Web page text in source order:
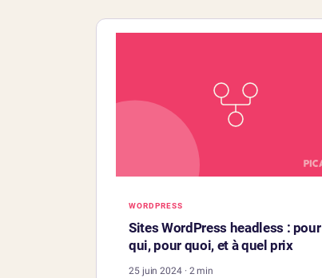
WORDPRESS
Sites WordPress headless : pour
qui, pour quoi, et à quel prix
25 juin 2024 · 2 min